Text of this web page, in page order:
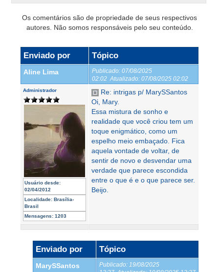
Os comentários são de propriedade de seus respectivos
autores. Não somos responsáveis pelo seu conteúdo.
Enviado por Tópico
Aline Lima Publicado: 07/08/2025
02:02 Atualizado: 07/08/2025 02:02
Administrador
Usuário desde:
02/04/2012
Localidade: Brasília-
Brasil
Mensagens: 1203
Re: intrigas p/ MarySSantos
Oi, Mary.
Essa mistura de sonho e
realidade que você criou tem um
toque enigmático, como um
espelho meio embaçado. Fica
aquela vontade de voltar, de
sentir de novo e desvendar uma
verdade que parece escondida
entre o que é e o que parece ser.
Beijo.
Enviado por Tópico
MarySSantos Publicado: 19/08/2025